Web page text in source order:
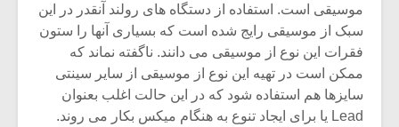
استفاده از دستگاه های رولند آنقدر در این
رایج شده است که بسیاری آنها را ستون
نوع از موسیقی می دانند. ناگفته نماند که
در تهیه این نوع از موسیقی از سایر سینتی
استفاده شود که در این حالت اغلب بعنوان